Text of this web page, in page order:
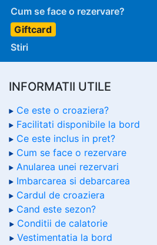
Cum se face o rezervare?
Giftcard
Stiri
INFORMATII UTILE
Ce este o croaziera?
Facilitati disponibile la bord
Ce este inclus in pret?
Cum se face o rezervare
Anularea unei rezervari
Imbarcarea si debarcarea
Cardul de croaziera
Cand este sezon?
Conditii de calatorie
Vestimentatia la bord